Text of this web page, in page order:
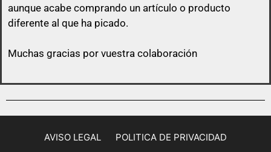
aunque acabe comprando un artículo o producto
diferente al que ha picado.
Muchas gracias por vuestra colaboración
AVISO LEGAL
POLITICA DE PRIVACIDAD